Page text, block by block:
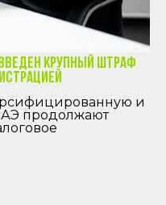
крупный штраф
и
продолжают